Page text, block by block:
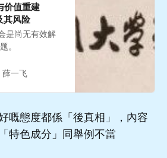
价值重建
风险
是尚无有效解
。
薛一飞
嘅態度都係「後真相」，內容
特色成分」同舉例不當